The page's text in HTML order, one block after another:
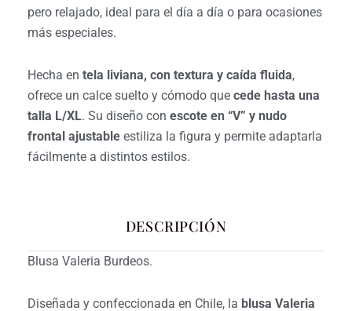
pero relajado, ideal para el día a día o para ocasiones
más especiales.
Hecha en tela liviana, con textura y caída fluida,
ofrece un calce suelto y cómodo que cede hasta una
talla L/XL. Su diseño con escote en “V” y nudo
frontal ajustableestiliza la figura y permite adaptarla
fácilmente a distintos estilos.
DESCRIPCIÓN
Blusa Valeria Burdeos.
Diseñada y confeccionada en Chile, la blusa Valeria